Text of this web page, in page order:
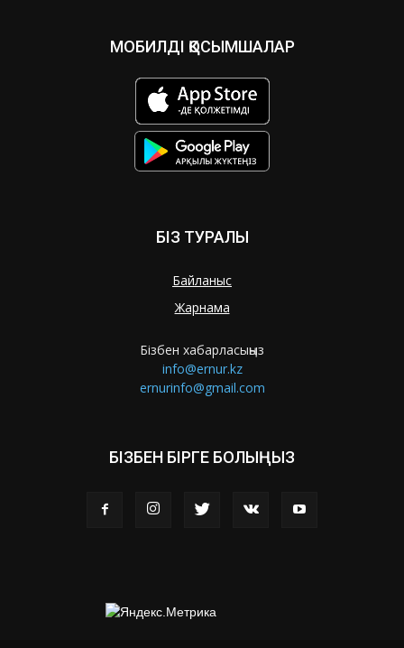
МОБИЛДІ ҚОСЫМШАЛАР
БІЗ ТУРАЛЫ
Байланыс
Жарнама
Бізбен хабарласыңыз
info@ernur.kz
ernurinfo@gmail.com
БІЗБЕН БІРГЕ БОЛЫҢЫЗ